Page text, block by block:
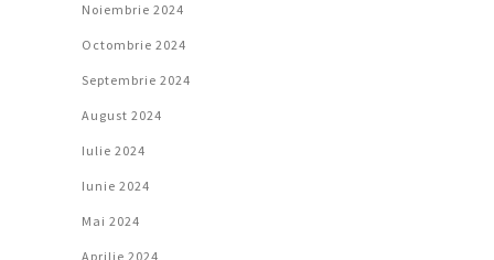
Noiembrie 2024
Octombrie 2024
Septembrie 2024
August 2024
Iulie 2024
Iunie 2024
Mai 2024
Aprilie 2024